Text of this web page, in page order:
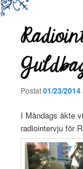
Postat01/23/2014
I Måndags åkte
radiointervju för